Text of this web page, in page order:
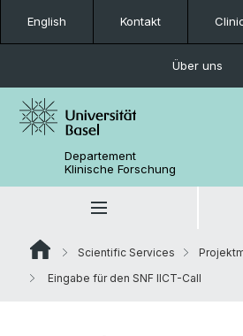
English Kontakt
Über uns
Departement
Klinische Forschung
Scientific Services
Eingabe für den SNF IICT-Call